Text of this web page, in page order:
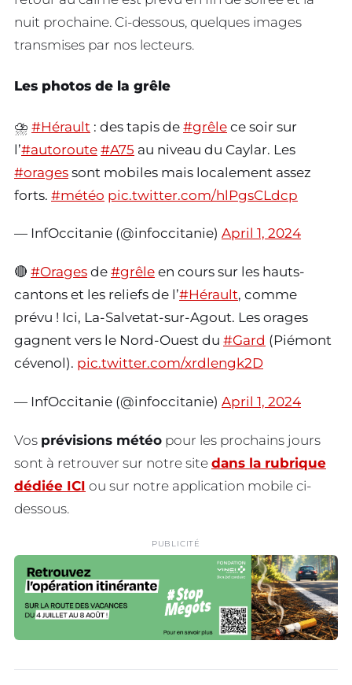
nuit prochaine. Ci-dessous, quelques images
transmises par nos lecteurs.
Les photos de la grêle
⛈️ #Hérault : des tapis de #grêle ce soir sur
l’#autoroute #A75 au niveau du Caylar. Les
#orages sont mobiles mais localement assez
forts. #météo pic.twitter.com/hlPgsCLdcp
— InfOccitanie (@infoccitanie) April 1, 2024
🔴 #Orages de #grêle en cours sur les hauts-
cantons et les reliefs de l’#Hérault, comme
prévu ! Ici, La-Salvetat-sur-Agout. Les orages
gagnent vers le Nord-Ouest du #Gard (Piémont
cévenol). pic.twitter.com/xrdlengk2D
— InfOccitanie (@infoccitanie) April 1, 2024
Vos prévisions météo pour les prochains jours
sont à retrouver sur notre site dans la rubrique
dédiée ICI ou sur notre application mobile ci-
dessous.
PUBLICITÉ